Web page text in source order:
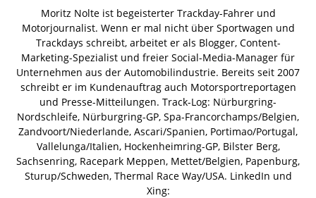
Moritz Nolte ist begeisterter Trackday-Fahrer und
Motorjournalist. Wenn er mal nicht über Sportwagen und
Trackdays schreibt, arbeitet er als Blogger, Content-
Marketing-Spezialist und freier Social-Media-Manager für
Unternehmen aus der Automobilindustrie. Bereits seit 2007
schreibt er im Kundenauftrag auch Motorsportreportagen
und Presse-Mitteilungen. Track-Log: Nürburgring-
Nordschleife, Nürburgring-GP, Spa-Francorchamps/Belgien,
Zandvoort/Niederlande, Ascari/Spanien, Portimao/Portugal,
Vallelunga/Italien, Hockenheimring-GP, Bilster Berg,
Sachsenring, Racepark Meppen, Mettet/Belgien, Papenburg,
Sturup/Schweden, Thermal Race Way/USA. LinkedIn und
Xing: